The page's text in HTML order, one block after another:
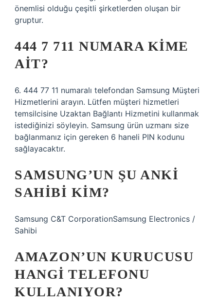
önemlisi olduğu çeşitli şirketlerden oluşan bir
gruptur.
444 7 711 NUMARA KIME
AIT?
6. 444 77 11 numaralı telefondan Samsung Müşteri
Hizmetlerini arayın. Lütfen müşteri hizmetleri
temsilcisine Uzaktan Bağlantı Hizmetini kullanmak
istediğinizi söyleyin. Samsung ürün uzmanı size
bağlanmanız için gereken 6 haneli PIN kodunu
sağlayacaktır.
SAMSUNG’UN ŞU ANKI
SAHIBI KIM?
Samsung C&T CorporationSamsung Electronics /
Sahibi
AMAZON’UN KURUCUSU
HANGI TELEFONU
KULLANIYOR?